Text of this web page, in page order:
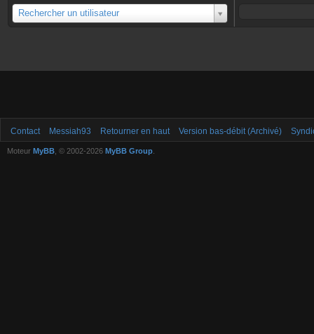
Rechercher un utilisateur
Utilisateur
Contact Messiah93 Retourner en haut Version bas-débit (Archivé)
Moteur MyBB , © 2002-2026 MyBB Group